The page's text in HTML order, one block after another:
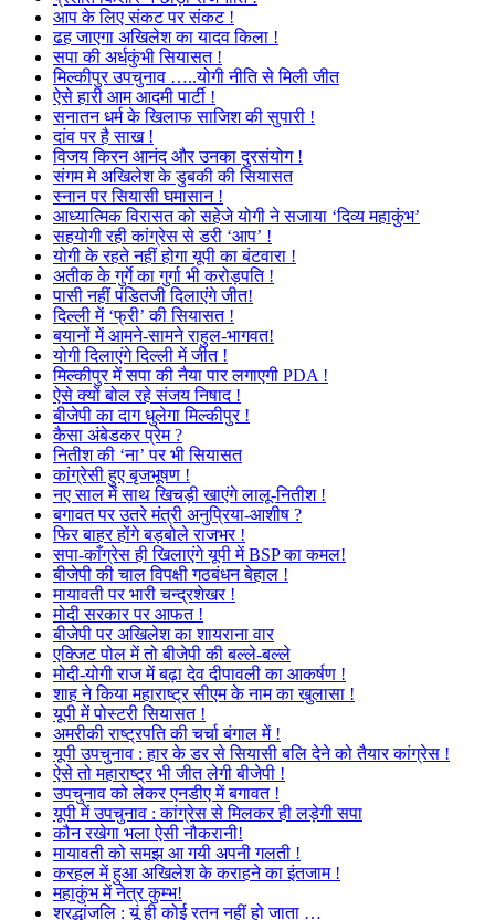
आप के लिए संकट पर संकट !
ढह जाएगा अखिलेश का यादव किला !
सपा की अर्धकुंभी सियासत !
मिल्कीपुर उपचुनाव …..योगी नीति से मिली जीत
ऐसे हारी आम आदमी पार्टी !
सनातन धर्म के खिलाफ साजिश की सुपारी !
दांव पर है साख !
विजय किरन आनंद और उनका दुरसंयोग !
संगम मे अखिलेश के डुबकी की सियासत
स्नान पर सियासी घमासान !
आध्यात्मिक विरासत को सहेजे योगी ने सजाया ‘दिव्य महाकुंभ’
सहयोगी रही कांग्रेस से डरी ‘आप’ !
योगी के रहते नहीं होगा यूपी का बंटवारा !
अतीक के गुर्गे का गुर्गा भी करोड़पति !
पासी नहीं पंडितजी दिलाएंगे जीत!
दिल्ली में ‘फ्री’ की सियासत !
बयानों में आमने-सामने राहुल-भागवत!
योगी दिलाएंगे दिल्ली में जीत !
मिल्कीपुर में सपा की नैया पार लगाएगी PDA !
ऐसे क्यों बोल रहे संजय निषाद !
बीजेपी का दाग धुलेगा मिल्कीपुर !
कैसा अंबेडकर प्रेम ?
नितीश की ‘ना’ पर भी सियासत
कांग्रेसी हुए बृजभूषण !
नए साल में साथ खिचड़ी खाएंगे लालू-नितीश !
बगावत पर उतरे मंत्री अनुप्रिया-आशीष ?
फिर बाहर होंगे बड़बोले राजभर !
सपा-काँग्रेस ही खिलाएंगे यूपी में BSP का कमल!
बीजेपी की चाल विपक्षी गठबंधन बेहाल !
मायावती पर भारी चन्द्रशेखर !
मोदी सरकार पर आफत !
बीजेपी पर अखिलेश का शायराना वार
एक्जिट पोल में तो बीजेपी की बल्ले-बल्ले
मोदी-योगी राज में बढ़ा देव दीपावली का आकर्षण !
शाह ने किया महाराष्ट्र सीएम के नाम का खुलासा !
यूपी में पोस्टरी सियासत !
अमरीकी राष्ट्रपति की चर्चा बंगाल में !
यूपी उपचुनाव : हार के डर से सियासी बलि देने को तैयार कांग्रेस !
ऐसे तो महाराष्ट्र भी जीत लेगी बीजेपी !
उपचुनाव को लेकर एनडीए में बगावत !
यूपी में उपचुनाव : कांग्रेस से मिलकर ही लड़ेगी सपा
कौन रखेगा भला ऐसी नौकरानी!
मायावती को समझ आ गयी अपनी गलती !
करहल में हुआ अखिलेश के कराहने का इंतजाम !
महाकुंभ में नेत्र कुम्भ!
श्रद्धांजलि : यूं ही कोई रतन नहीं हो जाता …